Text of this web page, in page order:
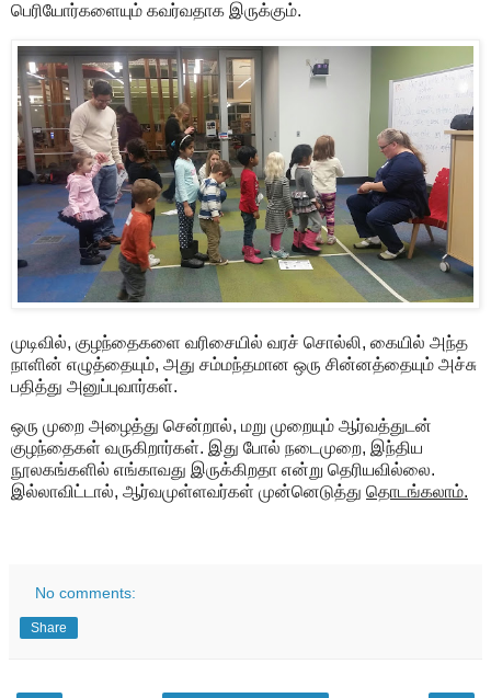
பெரியோர்களையும் கவர்வதாக இருக்கும்.
முடிவில், குழந்தைகளை வரிசையில் வரச் சொல்லி, கையில் அந்த
நாளின் எழுத்தையும், அது சம்மந்தமான ஒரு சின்னத்தையும் அச்சு
பதித்து அனுப்புவார்கள்.
ஒரு முறை அழைத்து சென்றால், மறு முறையும் ஆர்வத்துடன்
குழந்தைகள் வருகிறார்கள். இது போல் நடைமுறை, இந்திய
நூலகங்களில் எங்காவது இருக்கிறதா என்று தெரியவில்லை.
இல்லாவிட்டால், ஆர்வமுள்ளவர்கள் முன்னெடுத்து தொடங்கலாம்.
No comments:
Share